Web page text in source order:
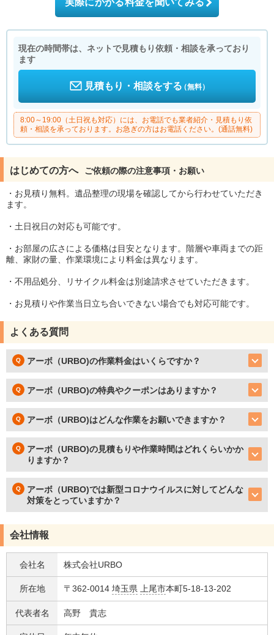
実際にかかる料金を聞いてみる
現在の時間帯は、ネットで見積もり依頼・相談を承っており
ます
見積もり・相談をする（無料）
8:00～19:00（土日祝も対応）には、お電話でも業者紹介・見積もり依
頼・相談を承っております。お急ぎの方はお電話ください。(通話無料)
はじめての方へ ご依頼の際の注意事項・お願い
・お見積り無料。遺品整理の現場を確認してから行わせていただき
ます。
・土日祝日の対応も可能です。
・お部屋の広さによる価格は目安となります。階層や車両までの距
離、家財の量、作業環境により料金は異なります。
・不用品処分、リサイクル料金は別途請求させていただきます。
・お見積りや作業当日立ち合いできない場合でも対応可能です。
よくある質問
アーボ（URBO)の作業料金はいくらですか？
アーボ（URBO)の特典やクーポンはありますか？
アーボ（URBO)はどんな作業をお願いできますか？
アーボ（URBO)の見積もりや作業時間はどれくらいかか
りますか？
アーボ（URBO)では新型コロナウイルスに対してどんな
対策をとっていますか？
会社情報
会社名 株式会社URBO
所在地 〒362-0014 埼玉県 上尾市本町5-18-13-202
代表者名 高野 貴志